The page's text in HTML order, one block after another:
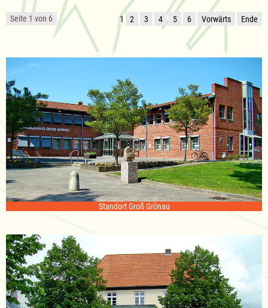
Seite 1 von 6 1 2 3 4 5 6 Vorwärts Ende
Standort Groß Grönau